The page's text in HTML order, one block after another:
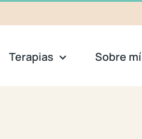
Terapias Sobre mí